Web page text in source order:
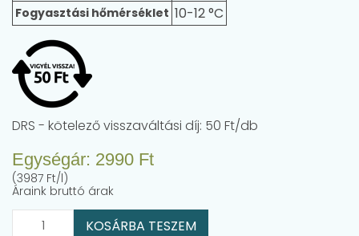
Fogyasztási hőmérséklet 10-12 °C
DRS - kötelező visszaváltási díj: 50 Ft/db
Egységár: 2990 Ft
(3987 Ft/l)
Áraink bruttó árak
KOSÁRBA TESZEM